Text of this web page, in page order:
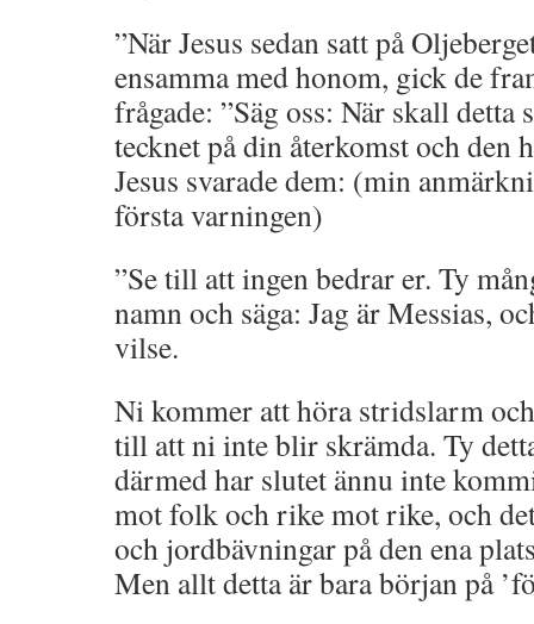
”När Jesus sedan satt på
ensamma med honom, gick de
frågade: ”Säg oss: När skall detta
tecknet på din återkomst och den
Jesus svarade dem: (min
första varningen)
”Se till att ingen bedrar er. Ty
namn och säga: Jag är Messias,
vilse.
Ni kommer att höra stridslarm
till att ni inte blir skrämda. Ty
därmed har slutet ännu inte
mot folk och rike mot rike, och
och jordbävningar på den ena
Men allt detta är bara början på